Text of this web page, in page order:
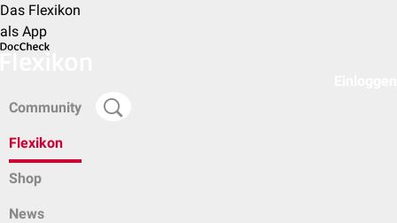
Das Flexikon
als App
Community
Flexikon
Shop
News